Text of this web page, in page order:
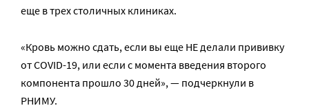
еще в трех столичных клиниках.
«Кровь можно сдать, если вы еще НЕ делали прививку
от COVID-19, или если с момента введения второго
компонента прошло 30 дней», — подчеркнули в
РНИМУ.